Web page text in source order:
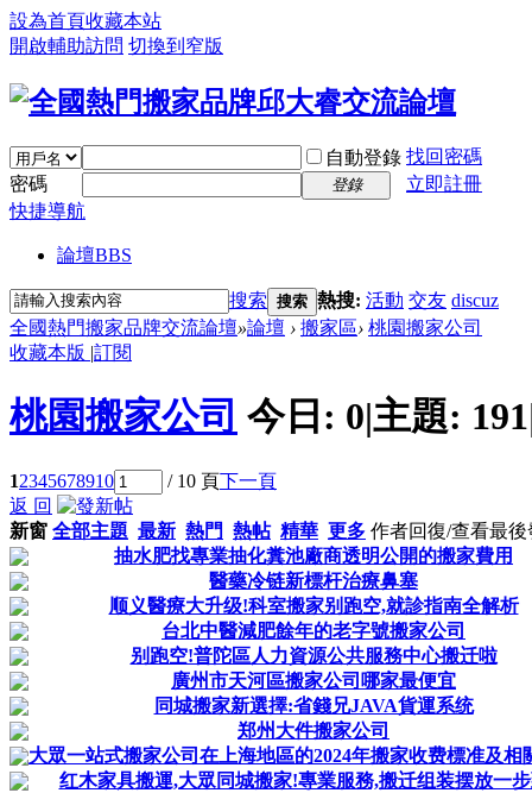
設為首頁收藏本站
開啟輔助訪問 切換到窄版
自動登錄 找回密碼
密碼
登錄
立即註冊
快捷導航
論壇BBS
搜索 搜索 熱搜: 活動 交友 discuz
全國熱門搬家品牌交流論壇»論壇 › 搬家區› 桃園搬家公司
收藏本版 |訂閱
桃園搬家公司 今日: 0|主題: 191
12345678910 / 10 頁下一頁
返 回
新窗 全部主題 最新 熱門 熱帖 精華 更多 作者回復/查看最後
抽水肥找專業抽化糞池廠商透明公開的搬家費用
醫藥冷链新標杆治療鼻塞
顺义醫療大升级!科室搬家别跑空,就診指南全解析
台北中醫減肥餘年的老字號搬家公司
别跑空!普陀區人力資源公共服務中心搬迁啦
廣州市天河區搬家公司哪家最便宜
同城搬家新選擇:省錢兄JAVA貨運系统
郑州大件搬家公司
大眾一站式搬家公司在上海地區的2024年搬家收费標准及相
红木家具搬運,大眾同城搬家!專業服務,搬迁组装摆放一